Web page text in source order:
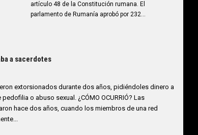
artículo 48 de la Constitución rumana. El
parlamento de Rumanía aprobó por 232...
a sacerdotes
extorsionados durante dos años, pidiéndoles dinero a
o abuso sexual. ¿CÓMO OCURRIÓ? Las
hace dos años, cuando los miembros de una red